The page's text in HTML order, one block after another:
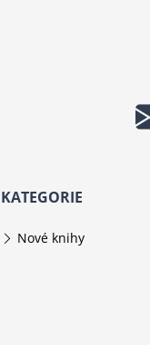
KATEGORIE
Nové knihy